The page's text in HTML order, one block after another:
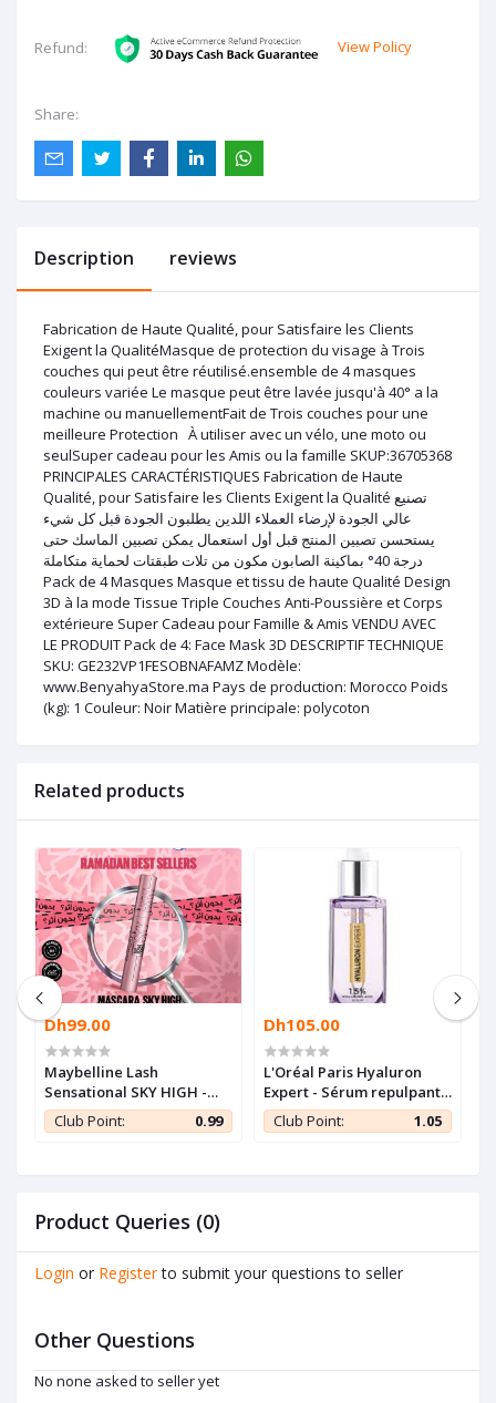
Refund: View Policy
Share:
Description reviews
Fabrication de Haute Qualité, pour Satisfaire les Clients
Exigent la QualitéMasque de protection du visage à Trois
couches qui peut être réutilisé.ensemble de 4 masques
couleurs variée Le masque peut être lavée jusqu'à 40° a la
machine ou manuellementFait de Trois couches pour une
meilleure Protection À utiliser avec un vélo, une moto ou
seulSuper cadeau pour les Amis ou la famille SKUP:36705368
PRINCIPALES CARACTÉRISTIQUES Fabrication de Haute
Qualité, pour Satisfaire les Clients Exigent la Qualité تصنيع
عالي الجودة لإرضاء العملاء اللدين يطلبون الجودة قبل كل شيء
يستحسن تصبين المنتج قبل أول استعمال يمكن تصبين الماسك حتى
درجة 40° بماكينة الصابون مكون من تلات طبقتات لحماية متكاملة
Pack de 4 Masques Masque et tissu de haute Qualité Design
3D à la mode Tissue Triple Couches Anti-Poussière et Corps
extérieure Super Cadeau pour Famille & Amis VENDU AVEC
LE PRODUIT Pack de 4: Face Mask 3D DESCRIPTIF TECHNIQUE
SKU: GE232VP1FESOBNAFAMZ Modèle:
www.BenyahyaStore.ma Pays de production: Morocco Poids
(kg): 1 Couleur: Noir Matière principale: polycoton
Related products
Dh99.00
Maybelline Lash
Sensational SKY HIGH -
Mascara longueur illimité
et volume intense
Club Point: 0.99
Dh105.00
L'Oréal Paris Hyaluron
Expert - Sérum repulpant
à l'acide hyaluronique -
30ml
Club Point: 1.05
Product Queries (0)
Login or Register to submit your questions to seller
Other Questions
No none asked to seller yet